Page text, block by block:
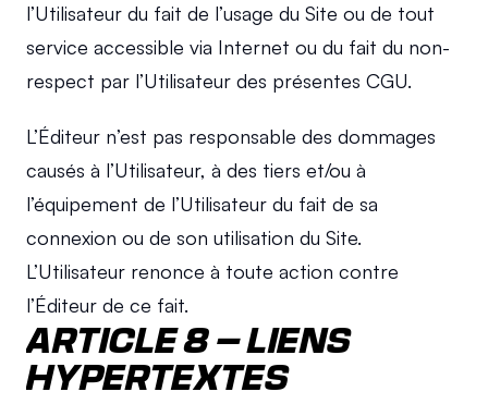
l’Utilisateur du fait de l’usage du Site ou de tout
service accessible via Internet ou du fait du non-
respect par l’Utilisateur des présentes CGU.
L’Éditeur n’est pas responsable des dommages
causés à l’Utilisateur, à des tiers et/ou à
l’équipement de l’Utilisateur du fait de sa
connexion ou de son utilisation du Site.
L’Utilisateur renonce à toute action contre
l’Éditeur de ce fait.
ARTICLE 8 – LIENS
HYPERTEXTES